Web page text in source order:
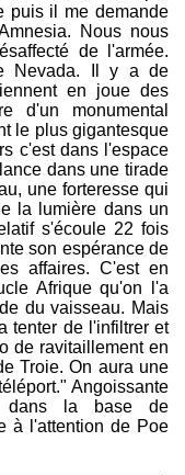
puis il me demande
Nous nous
de l'armée.
Nevada. Il y a de
en joue des
d'un monumental
le plus gigantesque
c'est dans l'espace
dans une tirade
une forteresse qui
la lumière dans un
s'écoule 22 fois
son espérance de
affaires. C'est en
Afrique qu'on l'a
du vaisseau. Mais
tenter de l'infiltrer et
de ravitaillement en
Troie. On aura une
Angoissante
dans la base de
à l'attention de Poe